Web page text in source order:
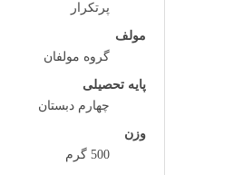
پرتکرار
مولف
گروه مولفان
پایه تحصیلی
چهارم دبستان
وزن
500 گرم